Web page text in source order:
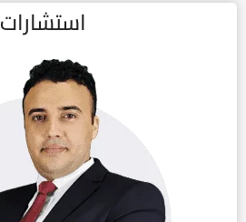
استشارات